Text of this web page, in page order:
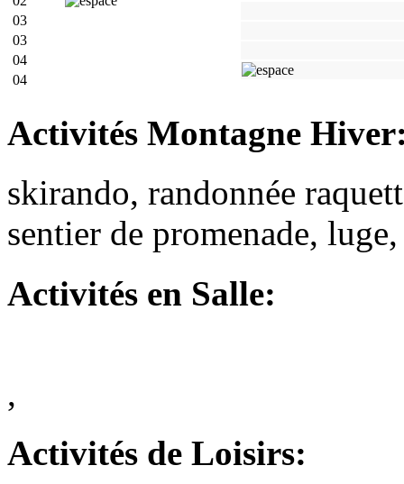
03
03
04
04
Activités Montagne
skirando, randonnée
sentier de promenade,
Activités en Salle:
,
Activités de Loisirs: